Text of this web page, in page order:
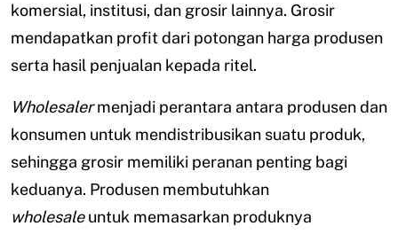
komersial, institusi, dan grosir lainnya. Grosir
mendapatkan profit dari potongan harga produsen
serta hasil penjualan kepada ritel.
Wholesalermenjadi perantara antara produsen dan
konsumen untuk mendistribusikan suatu produk,
sehingga grosir memiliki peranan penting bagi
keduanya. Produsen membutuhkan
wholesaleuntuk memasarkan produknya